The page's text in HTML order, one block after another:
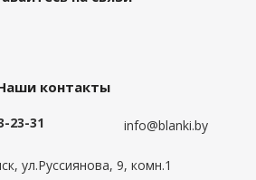
контакты
23-31 info@blanki.by
ул.Руссиянова, 9, комн.1